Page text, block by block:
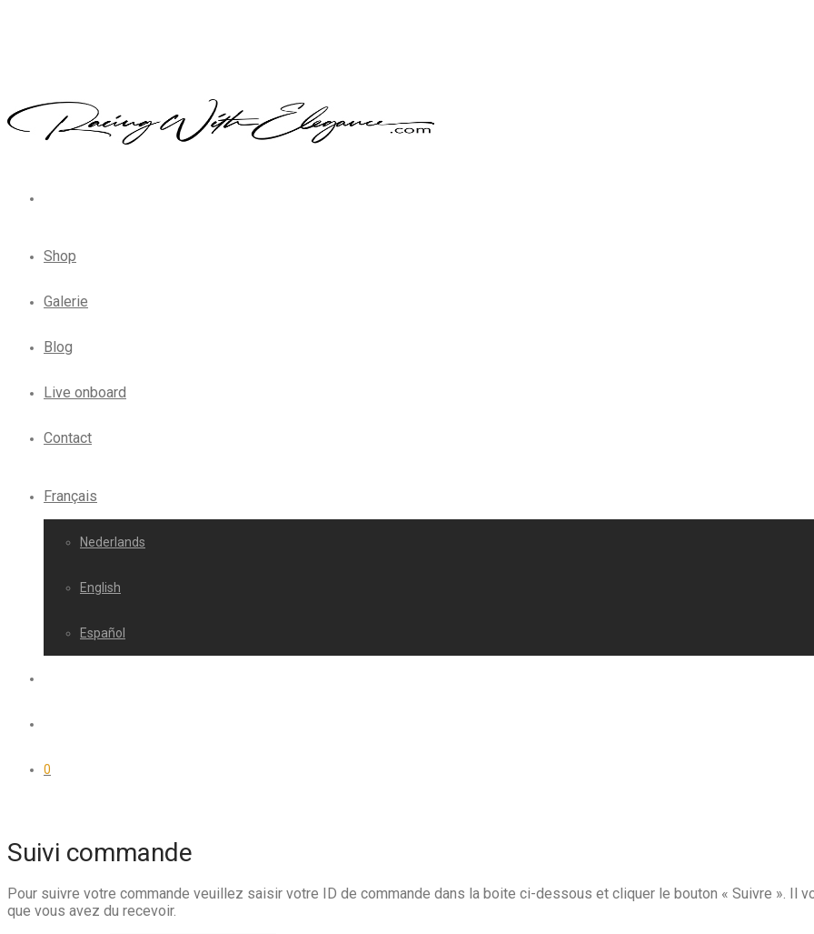
Shop
Galerie
Blog
Live onboard
Contact
Français
Nederlands
English
Español
0
Suivi commande
Pour suivre votre commande veuillez saisir votre ID de commande dans la boite ci-dessous et cliquer le bouton « Suivre ». Il
que vous avez du recevoir.